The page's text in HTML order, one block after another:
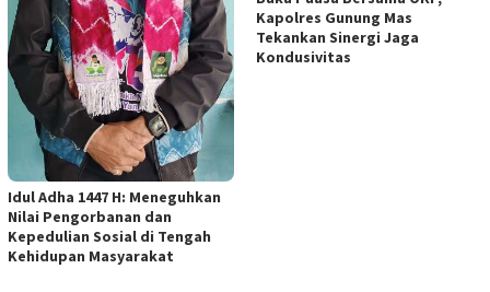
Idul Adha 1447 H: Meneguhkan
Nilai Pengorbanan dan
Kepedulian Sosial di Tengah
Kehidupan Masyarakat
Kapolres Gunung Mas
Tekankan Sinergi Jaga
Kondusivitas